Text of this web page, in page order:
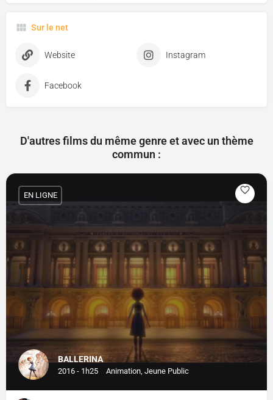
Sur le net
Website Instagram
Facebook
D'autres films du même genre et avec un thème
commun :
BALLERINA
2016 - 1h25 Animation, Jeune Public
EN LIGNE